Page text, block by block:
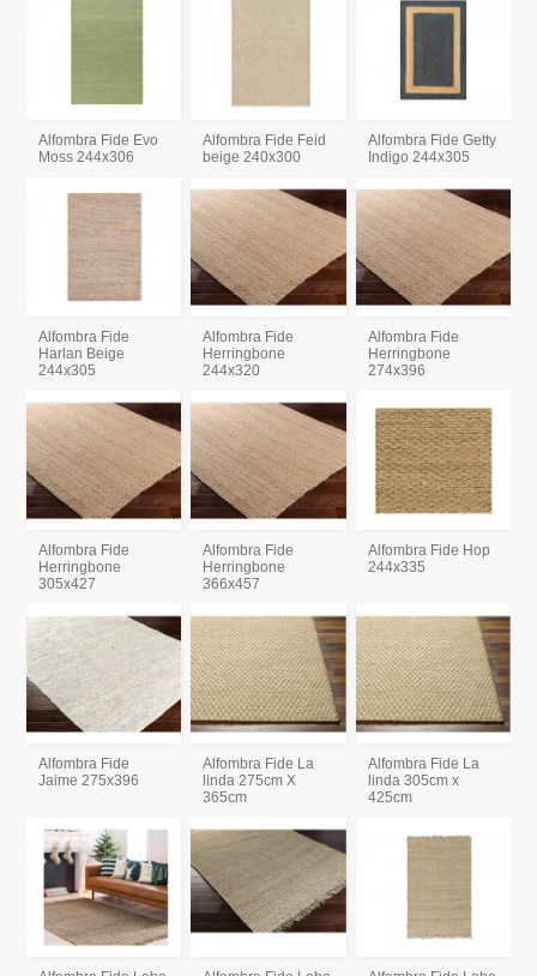
Alfombra Fide Evo
Moss 244x306
Alfombra Fide Feid
beige 240x300
Alfombra Fide Getty
Indigo 244x305
Alfombra Fide
Harlan Beige
244x305
Alfombra Fide
Herringbone
244x320
Alfombra Fide
Herringbone
274x396
Alfombra Fide
Herringbone
305x427
Alfombra Fide
Herringbone
366x457
Alfombra Fide Hop
244x335
Alfombra Fide
Jaime 275x396
Alfombra Fide La
linda 275cm X
365cm
Alfombra Fide La
linda 305cm x
425cm